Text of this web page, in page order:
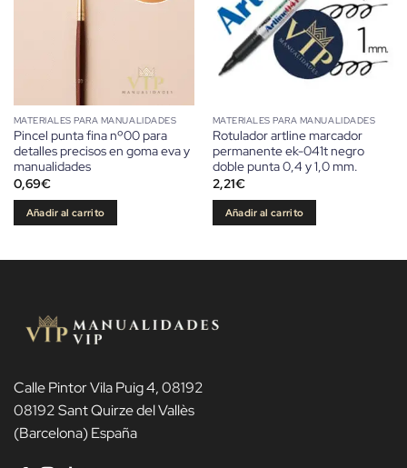
MATERIALES PARA MANUALIDADES
Pincel punta fina nº00 para
detalles precisos en goma eva y
manualidades
0,69€
Añadir al carrito
MATERIALES PARA MANUALIDADES
Rotulador artline marcador
permanente ek-041t negro
doble punta 0,4 y 1,0 mm.
2,21€
Añadir al carrito
Calle Pintor Vila Puig 4, 08192
08192 Sant Quirze del Vallès
(Barcelona) España